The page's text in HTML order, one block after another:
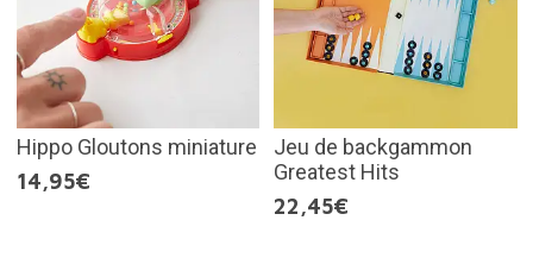
Hippo Gloutons miniature
14,95€
Jeu de backgammon
Greatest Hits
22,45€